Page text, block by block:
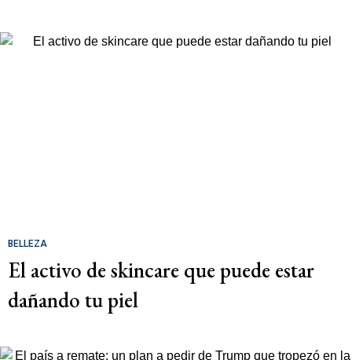
BELLEZA
El activo de skincare que puede estar
dañando tu piel